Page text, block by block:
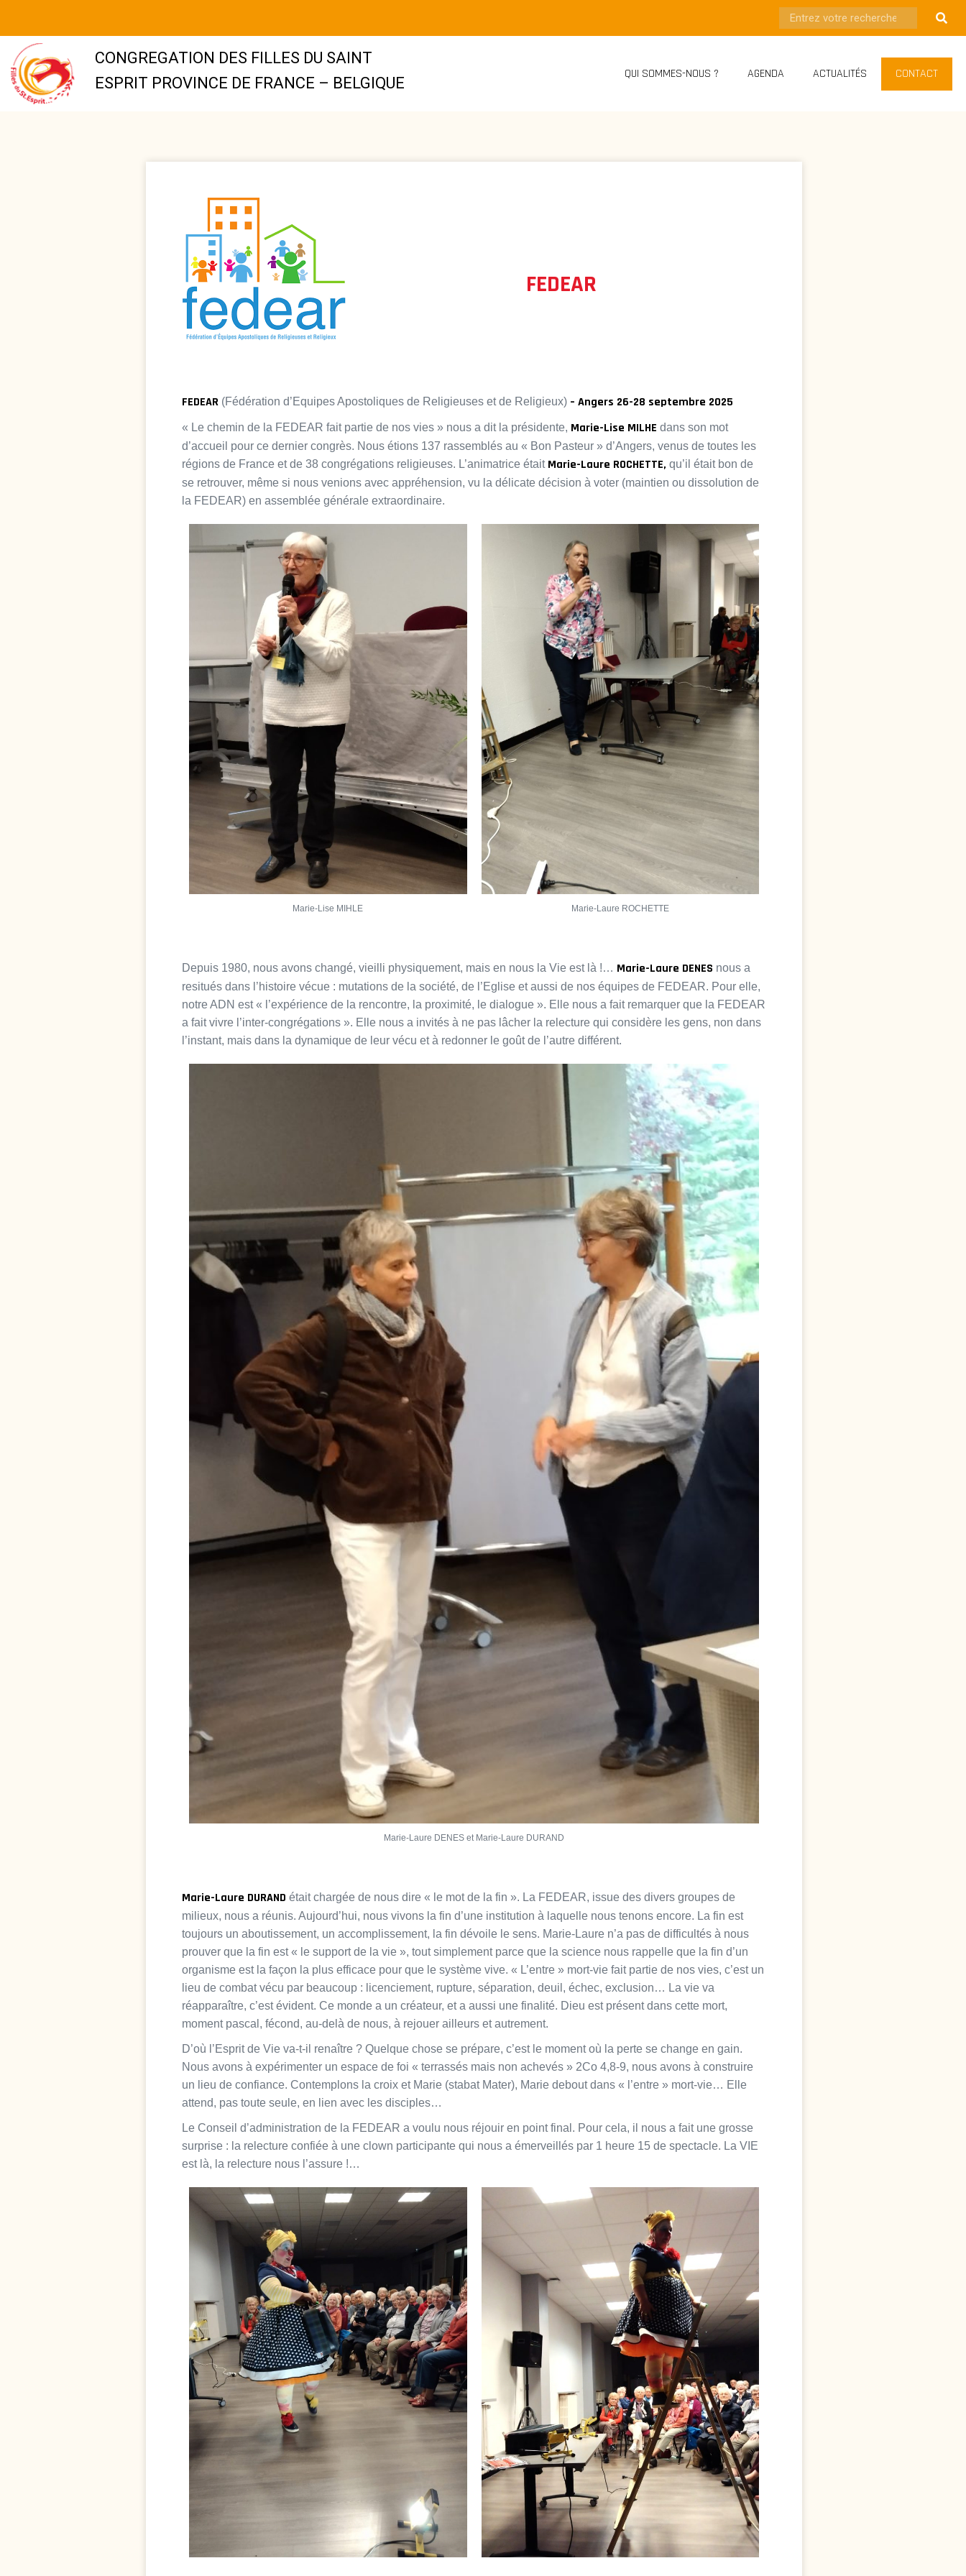
CONGREGATION DES FILLES DU SAINT
ESPRIT PROVINCE DE FRANCE – BELGIQUE
QUI SOMMES-NOUS ? AGENDA ACTUALITÉS CONTACT
FEDEAR
FEDEAR (Fédération d’Equipes Apostoliques de Religieuses et de Religieux) – Angers 26-28 septembre 2025
« Le chemin de la FEDEAR fait partie de nos vies » nous a dit la présidente, Marie-Lise MILHE dans son mot
d’accueil pour ce dernier congrès. Nous étions 137 rassemblés au « Bon Pasteur » d’Angers, venus de toutes les
régions de France et de 38 congrégations religieuses. L’animatrice était Marie-Laure ROCHETTE, qu’il était bon de
se retrouver, même si nous venions avec appréhension, vu la délicate décision à voter (maintien ou dissolution de
la FEDEAR) en assemblée générale extraordinaire.
Marie-Lise MIHLE Marie-Laure ROCHETTE
Depuis 1980, nous avons changé, vieilli physiquement, mais en nous la Vie est là !… Marie-Laure DENES nous a
resitués dans l’histoire vécue : mutations de la société, de l’Eglise et aussi de nos équipes de FEDEAR. Pour elle,
notre ADN est « l’expérience de la rencontre, la proximité, le dialogue ». Elle nous a fait remarquer que la FEDEAR
a fait vivre l’inter-congrégations ». Elle nous a invités à ne pas lâcher la relecture qui considère les gens, non dans
l’instant, mais dans la dynamique de leur vécu et à redonner le goût de l’autre différent.
Marie-Laure DENES et Marie-Laure DURAND
Marie-Laure DURAND était chargée de nous dire « le mot de la fin ». La FEDEAR, issue des divers groupes de
milieux, nous a réunis. Aujourd’hui, nous vivons la fin d’une institution à laquelle nous tenons encore. La fin est
toujours un aboutissement, un accomplissement, la fin dévoile le sens. Marie-Laure n’a pas de difficultés à nous
prouver que la fin est « le support de la vie », tout simplement parce que la science nous rappelle que la fin d’un
organisme est la façon la plus efficace pour que le système vive. « L’entre » mort-vie fait partie de nos vies, c’est un
lieu de combat vécu par beaucoup : licenciement, rupture, séparation, deuil, échec, exclusion… La vie va
réapparaître, c’est évident. Ce monde a un créateur, et a aussi une finalité. Dieu est présent dans cette mort,
moment pascal, fécond, au-delà de nous, à rejouer ailleurs et autrement.
D’où l’Esprit de Vie va-t-il renaître ? Quelque chose se prépare, c’est le moment où la perte se change en gain.
Nous avons à expérimenter un espace de foi « terrassés mais non achevés » 2Co 4,8-9, nous avons à construire
un lieu de confiance. Contemplons la croix et Marie (stabat Mater), Marie debout dans « l’entre » mort-vie… Elle
attend, pas toute seule, en lien avec les disciples…
Le Conseil d’administration de la FEDEAR a voulu nous réjouir en point final. Pour cela, il nous a fait une grosse
surprise : la relecture confiée à une clown participante qui nous a émerveillés par 1 heure 15 de spectacle. La VIE
est là, la relecture nous l’assure !…